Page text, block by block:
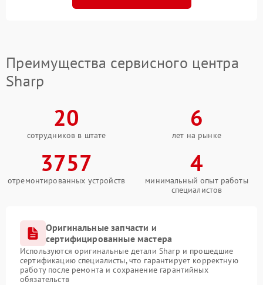
Преимущества сервисного центра
Sharp
20
сотрудников в штате
6
лет на рынке
3757
отремонтированных устройств
4
минимальный опыт работы
специалистов
Оригинальные запчасти и
сертифицированные мастера
Используются оригинальные детали Sharp и прошедшие
сертификацию специалисты, что гарантирует корректную
работу после ремонта и сохранение гарантийных
обязательств